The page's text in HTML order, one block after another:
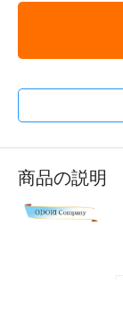
商品の説明